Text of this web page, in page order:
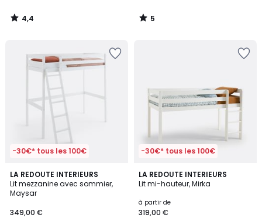
4,4
/
5
/
-30€* tous les 100€
LA REDOUTE INTERIEURS
Lit mezzanine avec sommier,
Maysar
349,00 €
5
/
5
-30€* tous les 100€
LA REDOUTE INTERIEURS
Lit mi-hauteur, Mirka
à partir de
319,00 €
4,5
/ 5
2
Couleurs